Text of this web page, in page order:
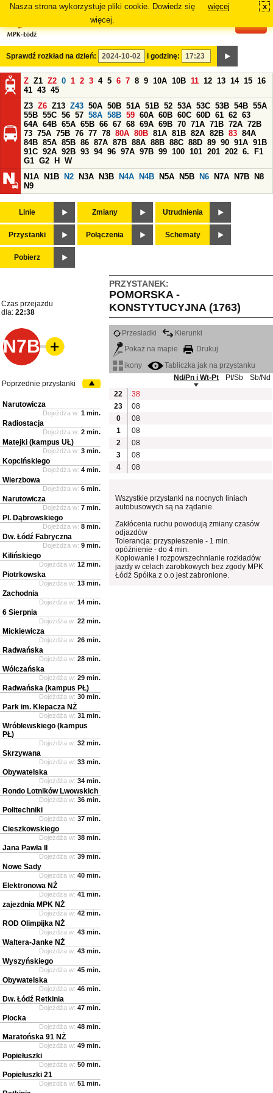
Nasza strona wykorzystuje pliki cookie. Dowiedz się
więcej.
więcej x
Sprawdź rozkład na dzień: i godzinę:
Z Z1 Z2 0 1 2 3 4 5 6 7 8 9 10A 10B 11 12 13 14 15 16
41 43 45
Z3 Z6 Z13 Z43 50A 50B 51A 51B 52 53A 53C 53B 54B 55A
55B 55C 56 57 58A 58B 59 60A 60B 60C 60D 61 62 63
64A 64B 65A 65B 66 67 68 69A 69B 70 71A 71B 72A 72B
73 75A 75B 76 77 78 80A 80B 81A 81B 82A 82B 83 84A
84B 85A 85B 86 87A 87B 88A 88B 88C 88D 89 90 91A 91B
91C 92A 92B 93 94 96 97A 97B 99 100 101 201 202 6.
F1
G1 G2 H
W
N1A
N1B N2 N3A N3B N4A N4B N5A N5B N6 N7A N7B
N8
N9
Linie Zmiany Utrudnienia
Przystanki Połączenia Schematy
Pobierz
PRZYSTANEK:
POMORSKA -
KONSTYTUCYJNA (1763)
Czas przejazdu
dla: 22:38
N7B
Przesiadki
Kierunki
Pokaż na mapie
Drukuj
ikony
Tabliczka jak na przystanku
Nd/Pn i Wt-Pt
Pt/Sb
Sb/Nd
22
38
23
08
0
08
1
08
2
08
3
08
4
08
Wszystkie przystanki na nocnych liniach
autobusowych są na żądanie.
Zakłócenia ruchu powodują zmiany czasów
odjazdów
Tolerancja: przyspieszenie - 1 min.
opóźnienie - do 4 min.
Kopiowanie i rozpowszechnianie rozkładów
jazdy w celach zarobkowych bez zgody MPK
Łódź Spółka z o.o jest zabronione.
Poprzednie przystanki
Narutowicza
Dojeżdża w: 1 min.
Radiostacja
Dojeżdża w: 2 min.
Matejki (kampus UŁ)
Dojeżdża w: 3 min.
Kopcińskiego
Dojeżdża w: 4 min.
Wierzbowa
Dojeżdża w: 6 min.
Narutowicza
Dojeżdża w: 7 min.
Pl. Dąbrowskiego
Dojeżdża w: 8 min.
Dw. Łódź Fabryczna
Dojeżdża w: 9 min.
Kilińskiego
Dojeżdża w: 12 min.
Piotrkowska
Dojeżdża w: 13 min.
Zachodnia
Dojeżdża w: 14 min.
6 Sierpnia
Dojeżdża w: 22 min.
Mickiewicza
Dojeżdża w: 26 min.
Radwańska
Dojeżdża w: 28 min.
Wólczańska
Dojeżdża w: 29 min.
Radwańska (kampus PŁ)
Dojeżdża w: 30 min.
Park im. Klepacza NŻ
Dojeżdża w: 31 min.
Wróblewskiego (kampus
PŁ)
Dojeżdża w: 32 min.
Skrzywana
Dojeżdża w: 33 min.
Obywatelska
Dojeżdża w: 34 min.
Rondo Lotników Lwowskich
Dojeżdża w: 36 min.
Politechniki
Dojeżdża w: 37 min.
Cieszkowskiego
Dojeżdża w: 38 min.
Jana Pawła II
Dojeżdża w: 39 min.
Nowe Sady
Dojeżdża w: 40 min.
Elektronowa NŻ
Dojeżdża w: 41 min.
zajezdnia MPK NŻ
Dojeżdża w: 42 min.
ROD Olimpijka NŻ
Dojeżdża w: 43 min.
Waltera-Janke NŻ
Dojeżdża w: 43 min.
Wyszyńskiego
Dojeżdża w: 45 min.
Obywatelska
Dojeżdża w: 46 min.
Dw. Łódź Retkinia
Dojeżdża w: 47 min.
Plocka
Dojeżdża w: 48 min.
Maratońska 91 NŻ
Dojeżdża w: 49 min.
Popiełuszki
Dojeżdża w: 50 min.
Popiełuszki 21
Dojeżdża w: 51 min.